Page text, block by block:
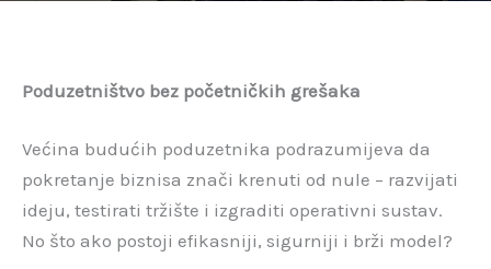
Poduzetništvo bez početničkih grešaka
Većina budućih poduzetnika podrazumijeva da
pokretanje biznisa znači krenuti od nule – razvijati
ideju, testirati tržište i izgraditi operativni sustav.
No što ako postoji efikasniji, sigurniji i brži model?